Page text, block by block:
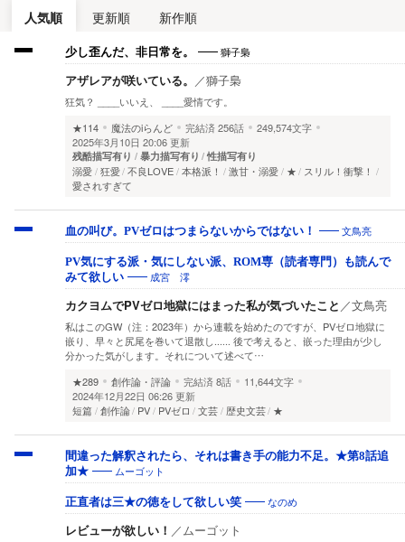
人気順 更新順 新作順
少し歪んだ、非日常を。 獅子梟
アザレアが咲いている。 ／獅子梟
狂気？ ____いいえ、 ____愛情です。
★114
魔法のiらんど 完結済256話
249,574文字
2025年3月10日 20:06 更新
残酷描写有り 暴力描写有り 性描写有り
溺愛 狂愛 不良LOVE 本格派！ 激甘・溺愛 ★
スリル！衝撃！
愛されすぎて
血の叫び。PVゼロはつまらないからではない！ 文鳥亮
PV気にする派・気にしない派、ROM専（読者専門）も読んで
みて欲しい
成宮 澪
カクヨムでPVゼロ地獄にはまった私が気づいたこと ／文鳥亮
私はこのGW（注：2023年）から連載を始めたのですが、PVゼロ地獄に
嵌り、早々と尻尾を巻いて退散し‥‥‥ 後で考えると、嵌った理由が少し
分かった気がします。それについて述べて…
★289
創作論・評論 完結済8話
11,644文字
2024年12月22日 06:26 更新
短篇 創作論 PV PVゼロ 文芸 歴史文芸 ★
間違った解釈されたら、それは書き手の能力不足。★第8話追
加★
ムーゴット
正直者は三★の徳をして欲しい笑 なのめ
レビューが欲しい！ ／ムーゴット